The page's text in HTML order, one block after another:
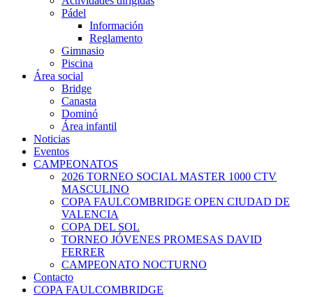
Pádel
Información
Reglamento
Gimnasio
Piscina
Área social
Bridge
Canasta
Dominó
Área infantil
Noticias
Eventos
CAMPEONATOS
2026 TORNEO SOCIAL MASTER 1000 CTV
MASCULINO
COPA FAULCOMBRIDGE OPEN CIUDAD DE
VALENCIA
COPA DEL SOL
TORNEO JÓVENES PROMESAS DAVID
FERRER
CAMPEONATO NOCTURNO
Contacto
COPA FAULCOMBRIDGE